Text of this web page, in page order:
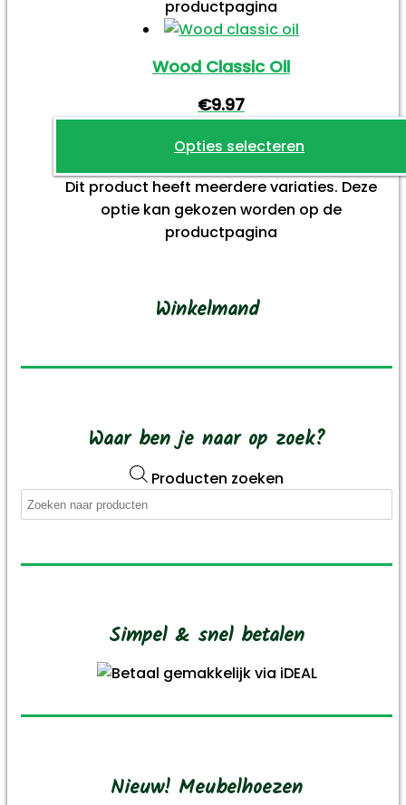
productpagina
Wood Classic Oil
€9.97
Opties selecteren
Dit product heeft meerdere variaties. Deze
optie kan gekozen worden op de
productpagina
Winkelmand
Waar ben je naar op zoek?
Producten zoeken
Simpel & snel betalen
Nieuw! Meubelhoezen